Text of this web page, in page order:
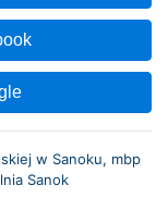
w Sanoku, mbp
Sanok